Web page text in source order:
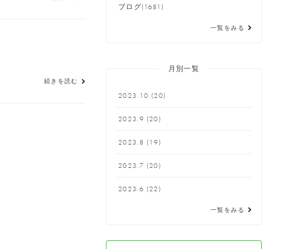
続きを読む
ブログ(1681)
一覧をみる
月別一覧
2023.10 (20)
2023.9 (20)
2023.8 (19)
2023.7 (20)
2023.6 (22)
一覧をみる